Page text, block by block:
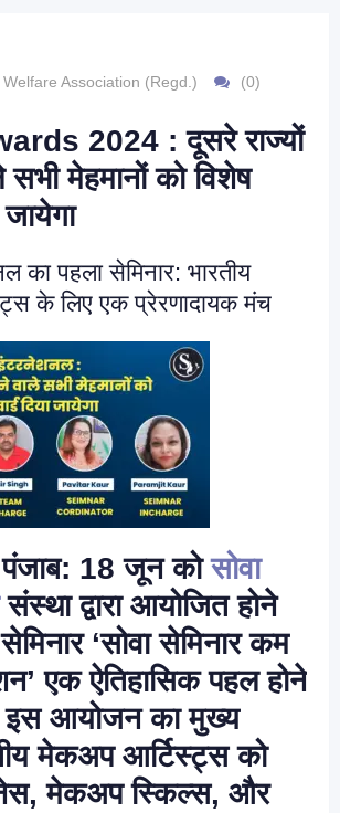
Association (Regd.)
(0)
2024 : दूसरे राज्यों
मेहमानों को विशेष
जायेगा
का पहला सेमिनार: भारतीय
के लिए एक प्रेरणादायक मंच
पंजाब: 18 जून कोसोवा
संस्था द्वारा आयोजित होने
‘सोवा सेमिनार कम
एक ऐतिहासिक पहल होने
इस आयोजन का मुख्य
मेकअप आर्टिस्ट्स को
मेकअप स्किल्स, और